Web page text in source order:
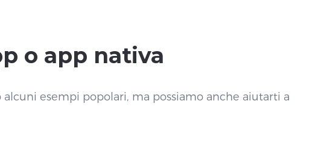
o app nativa
alcuni esempi popolari, ma possiamo anche aiutarti a